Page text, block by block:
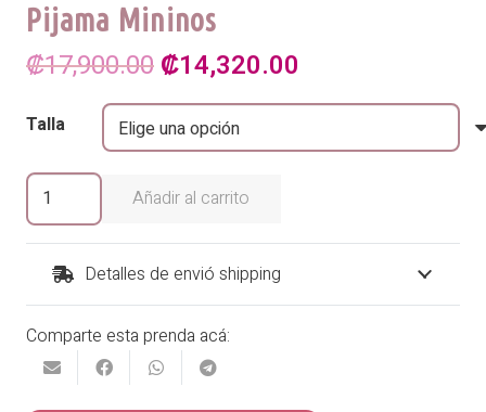
Pijama Mininos
₡17,900.00 El
precio
original
era:
₡14,320.00
precio
actual
Talla
Pijama
Mininos
cantidad
Añadir al carrito
Detalles de envió shipping
Comparte esta prenda acá: